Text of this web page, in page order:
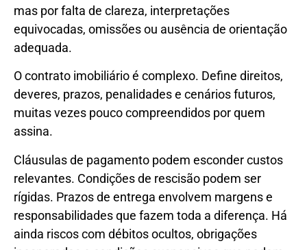
mas por falta de clareza, interpretações
equivocadas, omissões ou ausência de orientação
adequada.
O contrato imobiliário é complexo. Define direitos,
deveres, prazos, penalidades e cenários futuros,
muitas vezes pouco compreendidos por quem
assina.
Cláusulas de pagamento podem esconder custos
relevantes. Condições de rescisão podem ser
rígidas. Prazos de entrega envolvem margens e
responsabilidades que fazem toda a diferença. Há
ainda riscos com débitos ocultos, obrigações